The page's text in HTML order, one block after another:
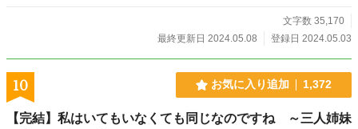
文字数 35,170
最終更新日 2024.05.08
登録日 2024.05.03
10 お気に入り追加 1,372
【完結】私はいてもいなくても同じなのですね ～三人姉妹